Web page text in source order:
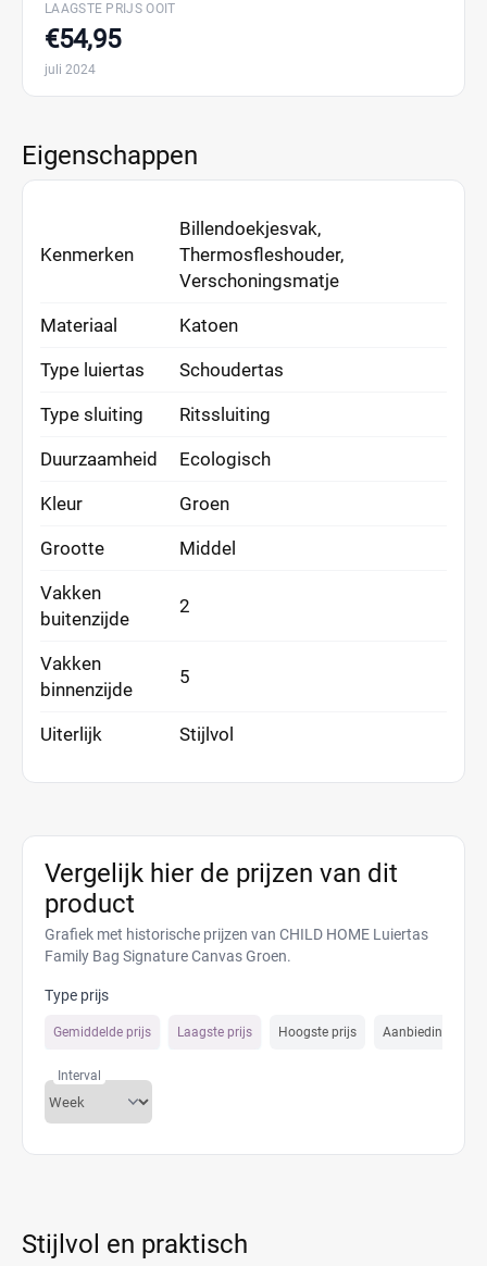
LAAGSTE PRIJS OOIT
€54,95
juli 2024
Eigenschappen
Kenmerken
Billendoekjesvak,
Thermosfleshouder,
Verschoningsmatje
Materiaal Katoen
Type luiertas Schoudertas
Type sluiting Ritssluiting
Duurzaamheid Ecologisch
Kleur Groen
Grootte Middel
Vakken
buitenzijde
2
Vakken
binnenzijde
5
Uiterlijk Stijlvol
Vergelijk hier de prijzen van dit
product
Grafiek met historische prijzen van CHILD HOME Luiertas
Family Bag Signature Canvas Groen.
Type prijs
Gemiddelde prijs Laagste prijs Hoogste prijs Aanbiedings prijs
Interval
Stijlvol en praktisch